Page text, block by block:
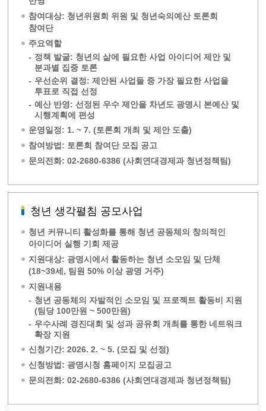
참여대상: 청년위원회 위원 및 청년숙의예산 토론회
참여단
주요역할
- 정책 발굴: 청년의 삶에 필요한 사업 아이디어 제안 및
분과별 집중 토론
- 우선순위 결정: 제안된 사업들 중 가장 필요한 사업을
투표로 직접 선정
- 예산 반영: 선정된 우수 제안을 차년도 광명시 본예산 및
시행계획에 편성
운영일정: 1. ~ 7. (토론회 개최 및 제안 도출)
참여방법: 토론회 참여단 모집 공고
문의전화: 02-2680-6386 (사회연대경제과 청년정책팀)
청년 생각펼침 공모사업
청년 커뮤니티 활성화를 통해 청년 공동체의 창의적인
아이디어 실행 기회 제공
지원대상: 광명시에서 활동하는 청년 소모임 및 단체
(18~39세, 팀원 50% 이상 광명 거주)
지원내용
- 청년 공동체의 자발적인 소모임 및 프로젝트 활동비 지원
(팀당 100만원 ~ 500만원)
- 우수사례 경진대회 및 성과 공유회 개최를 통한 네트워크
확장 지원
신청기간: 2026. 2. ~ 5. (모집 및 선정)
신청방법: 광명시청 홈페이지 모집공고
문의전화: 02-2680-6386 (사회연대경제과 청년정책팀)